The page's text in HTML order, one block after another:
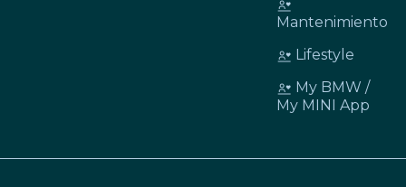
Mantenimiento
Lifestyle
My BMW /
My MINI App